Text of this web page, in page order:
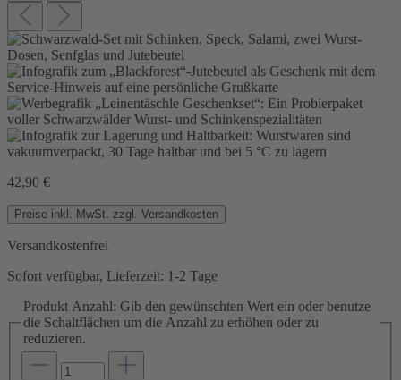
42,90 €
Preise inkl. MwSt. zzgl. Versandkosten
Versandkostenfrei
Sofort verfügbar, Lieferzeit: 1-2 Tage
Produkt Anzahl: Gib den gewünschten Wert ein oder benutze
die Schaltflächen um die Anzahl zu erhöhen oder zu
reduzieren.